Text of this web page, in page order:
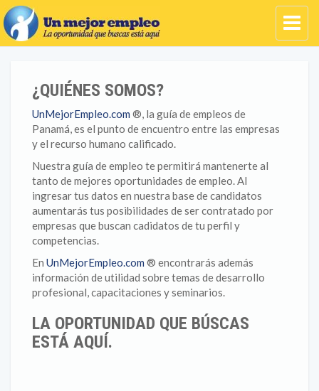
¿QUIÉNES SOMOS?
UnMejorEmpleo.com ®, la guía de empleos de
Panamá, es el punto de encuentro entre las empresas
y el recurso humano calificado.
Nuestra guía de empleo te permitirá mantenerte al
tanto de mejores oportunidades de empleo. Al
ingresar tus datos en nuestra base de candidatos
aumentarás tus posibilidades de ser contratado por
empresas que buscan cadidatos de tu perfil y
competencias.
En UnMejorEmpleo.com ® encontrarás además
información de utilidad sobre temas de desarrollo
profesional, capacitaciones y seminarios.
LA OPORTUNIDAD QUE BÚSCAS
ESTÁ AQUÍ.